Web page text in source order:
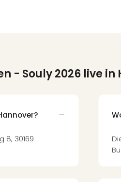
- Souly 2026 live in
8, 30169